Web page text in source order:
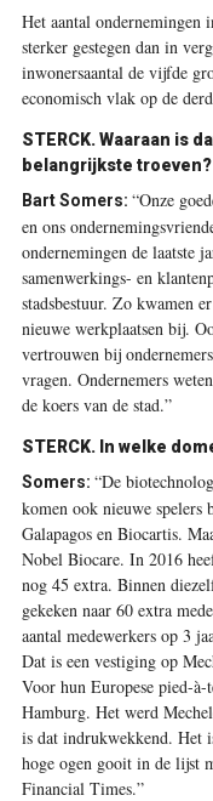
Het aantal ondernemingen
sterker gestegen dan in
inwonersaantal de vijfde
economisch vlak op de
STERCK. Waaraan is
belangrijkste troeven?
Bart Somers: “Onze
en ons
ondernemingen de laatste
samenwerkings- en
stadsbestuur. Zo kwamen
nieuwe werkplaatsen bij.
vertrouwen bij
vragen. Ondernemers
de koers van de stad.”
STERCK. In welke
Somers: “De
komen ook nieuwe spelers
Galapagos en Biocartis.
Nobel Biocare. In 2016
nog 45 extra. Binnen
gekeken naar 60 extra
aantal medewerkers op 3
Dat is een vestiging op
Voor hun Europese pied-
Hamburg. Het werd
is dat indrukwekkend. Het
hoge ogen gooit in de lijst
Financial Times.”